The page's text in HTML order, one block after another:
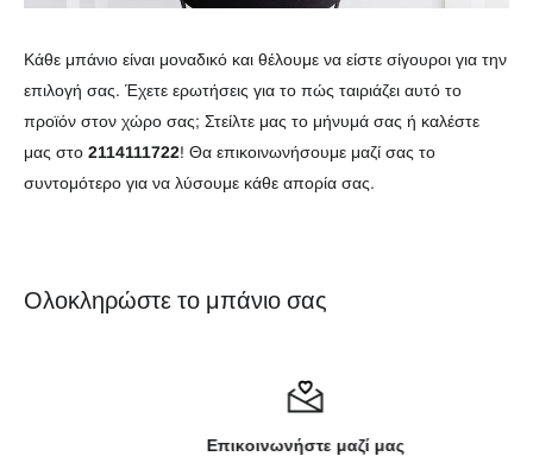
Κάθε μπάνιο είναι μοναδικό και θέλουμε να είστε σίγουροι για την
επιλογή σας. Έχετε ερωτήσεις για το πώς ταιριάζει αυτό το
προϊόν στον χώρο σας; Στείλτε μας το μήνυμά σας ή καλέστε
μας στο 2114111722! Θα επικοινωνήσουμε μαζί σας το
συντομότερο για να λύσουμε κάθε απορία σας.
Ολοκληρώστε το μπάνιο σας
Επικοινωνήστε μαζί μας